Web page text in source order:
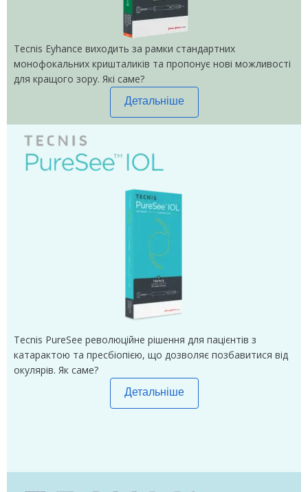
Tecnis Eyhance виходить за рамки стандартних
монофокальних кришталиків та пропонує нові можливості
для кращого зору. Які саме?
Детальніше
Tecnis PureSee революційне рішення для пацієнтів з
катарактою та пресбіопією, що дозволяє позбавитися від
окулярів. Як саме?
Детальніше